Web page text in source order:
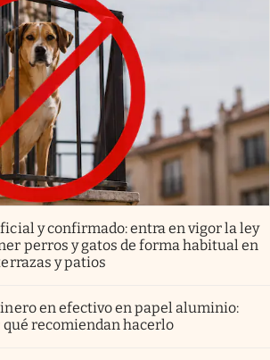
y confirmado: entra en vigor la ley
perros y gatos de forma habitual en
y patios
en efectivo en papel aluminio:
qué recomiendan hacerlo